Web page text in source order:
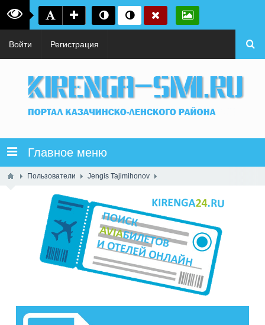
Войти Регистрация
Главное меню
Пользователи Jengis Tajimihonov